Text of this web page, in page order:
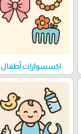
اكسسوارات أطفال